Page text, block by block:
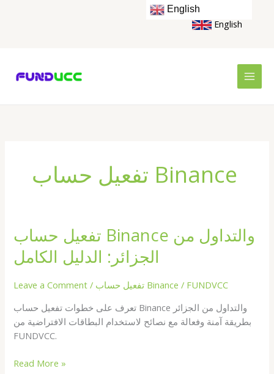
English
تفعيل حساب Binance
تفعيل حساب Binance والتداول من
الجزائر: الدليل الكامل
Leave a Comment / تفعيل حساب Binance / FUNDVCC
تعرف على خطوات تفعيل حساب Binance والتداول من الجزائر
بطريقة آمنة وفعالة مع نصائح لاستخدام البطاقات الافتراضية من
FUNDVCC.
تفعيل
حساب
Binance
من
الدليل
الكامل
Read More »
English